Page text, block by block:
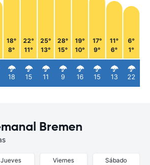
18°
8°
18
22°
11°
15
25°
13°
11
28°
15°
9
19°
10°
16
17°
9°
15
11°
6°
13
6°
1°
22
Bremen
Jueves
Viernes
Sábado